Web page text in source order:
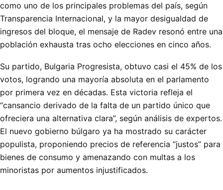
como uno de los principales problemas del país, según
Transparencia Internacional, y la mayor desigualdad de
ingresos del bloque, el mensaje de Radev resonó entre una
población exhausta tras ocho elecciones en cinco años.
Su partido, Bulgaria Progresista, obtuvo casi el 45% de los
votos, logrando una mayoría absoluta en el parlamento
por primera vez en décadas. Esta victoria refleja el
“cansancio derivado de la falta de un partido único que
ofreciera una alternativa clara”, según análisis de expertos.
El nuevo gobierno búlgaro ya ha mostrado su carácter
populista, proponiendo precios de referencia “justos” para
bienes de consumo y amenazando con multas a los
minoristas por aumentos injustificados.